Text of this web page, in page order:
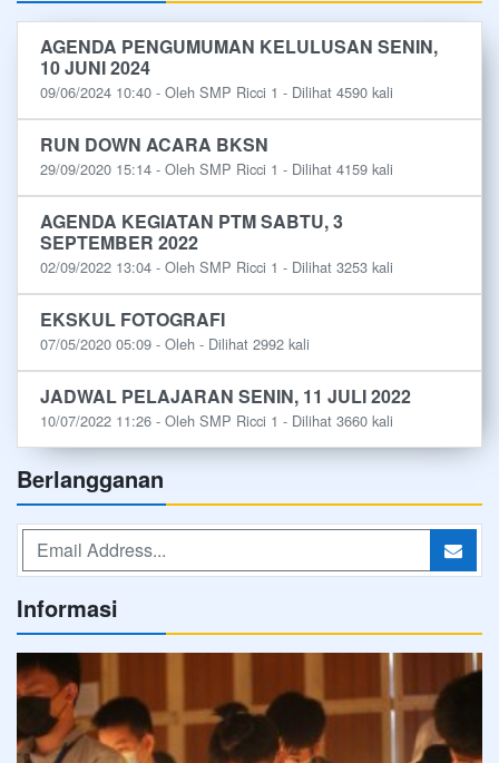
AGENDA PENGUMUMAN KELULUSAN SENIN,
10 JUNI 2024
09/06/2024 10:40 - Oleh SMP Ricci 1 - Dilihat 4590 kali
RUN DOWN ACARA BKSN
29/09/2020 15:14 - Oleh SMP Ricci 1 - Dilihat 4159 kali
AGENDA KEGIATAN PTM SABTU, 3
SEPTEMBER 2022
02/09/2022 13:04 - Oleh SMP Ricci 1 - Dilihat 3253 kali
EKSKUL FOTOGRAFI
07/05/2020 05:09 - Oleh - Dilihat 2992 kali
JADWAL PELAJARAN SENIN, 11 JULI 2022
10/07/2022 11:26 - Oleh SMP Ricci 1 - Dilihat 3660 kali
Berlangganan
Informasi